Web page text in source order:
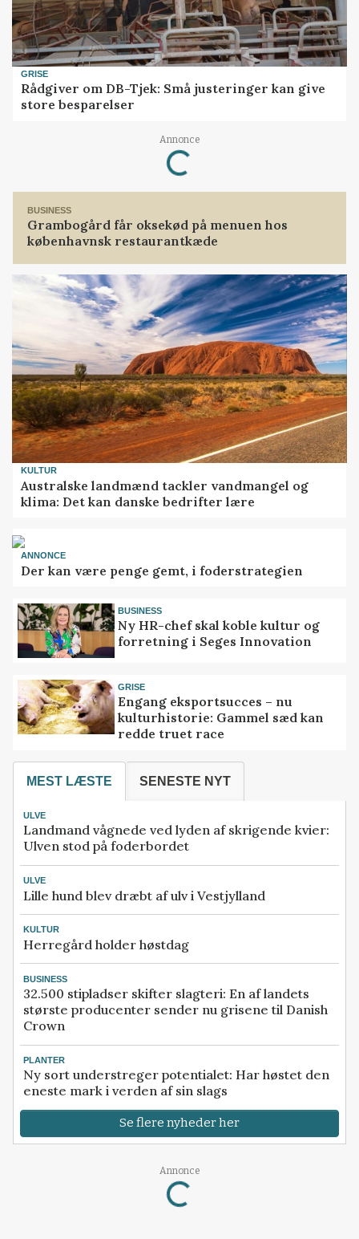
GRISE
Rådgiver om DB-Tjek: Små justeringer kan give
store besparelser
Annonce
Loading...
BUSINESS
Grambogård får oksekød på menuen hos
københavnsk restaurantkæde
KULTUR
Australske landmænd tackler vandmangel og
klima: Det kan danske bedrifter lære
ANNONCE
Der kan være penge gemt, i foderstrategien
BUSINESS
Ny HR-chef skal koble kultur og
forretning i Seges Innovation
GRISE
Engang eksportsucces – nu
kulturhistorie: Gammel sæd kan
redde truet race
MEST LÆSTE SENESTE NYT
ULVE
Landmand vågnede ved lyden af skrigende kvier:
Ulven stod på foderbordet
ULVE
Lille hund blev dræbt af ulv i Vestjylland
KULTUR
Herregård holder høstdag
BUSINESS
32.500 stipladser skifter slagteri: En af landets
største producenter sender nu grisene til Danish
Crown
PLANTER
Ny sort understreger potentialet: Har høstet den
eneste mark i verden af sin slags
Se flere nyheder her
Annonce
Loading...